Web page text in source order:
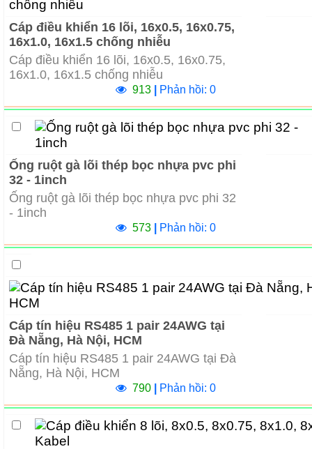
Cáp điều khiển 16 lõi, 16x0.5, 16x0.75,
16x1.0, 16x1.5 chống nhiễu
Cáp điều khiển 16 lõi, 16x0.5, 16x0.75,
16x1.0, 16x1.5 chống nhiễu
913 Phản hồi: 0
Ống ruột gà lõi thép bọc nhựa pvc phi
32 - 1inch
Ống ruột gà lõi thép bọc nhựa pvc phi 32
- 1inch
573 Phản hồi: 0
Cáp tín hiệu RS485 1 pair 24AWG tại
Đà Nẵng, Hà Nội, HCM
Cáp tín hiệu RS485 1 pair 24AWG tại Đà
Nẵng, Hà Nội, HCM
790 Phản hồi: 0